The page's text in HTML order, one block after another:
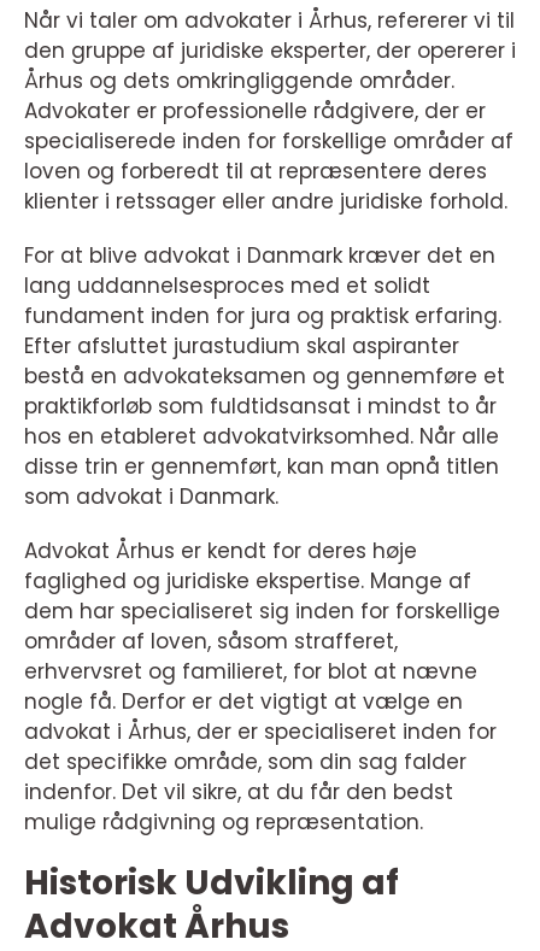
Når vi taler om advokater i Århus, refererer vi til
den gruppe af juridiske eksperter, der opererer i
Århus og dets omkringliggende områder.
Advokater er professionelle rådgivere, der er
specialiserede inden for forskellige områder af
loven og forberedt til at repræsentere deres
klienter i retssager eller andre juridiske forhold.
For at blive advokat i Danmark kræver det en
lang uddannelsesproces med et solidt
fundament inden for jura og praktisk erfaring.
Efter afsluttet jurastudium skal aspiranter
bestå en advokateksamen og gennemføre et
praktikforløb som fuldtidsansat i mindst to år
hos en etableret advokatvirksomhed. Når alle
disse trin er gennemført, kan man opnå titlen
som advokat i Danmark.
Advokat Århus er kendt for deres høje
faglighed og juridiske ekspertise. Mange af
dem har specialiseret sig inden for forskellige
områder af loven, såsom strafferet,
erhvervsret og familieret, for blot at nævne
nogle få. Derfor er det vigtigt at vælge en
advokat i Århus, der er specialiseret inden for
det specifikke område, som din sag falder
indenfor. Det vil sikre, at du får den bedst
mulige rådgivning og repræsentation.
Historisk Udvikling af
Advokat Århus